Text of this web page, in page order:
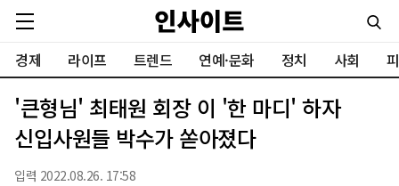
경제 라이프 트렌드 연예·문화 정치 사회
'큰형님' 최태원 회장 이 '한 마디' 하자
신입사원들 박수가 쏟아졌다
입력 2022.08.26. 17:58